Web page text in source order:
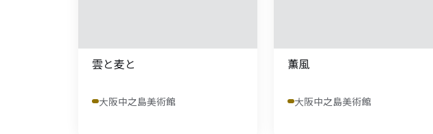
雲と麦と
大阪中之島美術館
薫風
大阪中之島美術館